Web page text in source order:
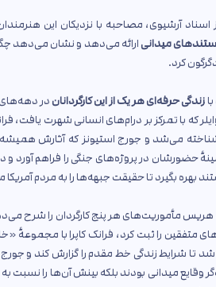
اسناد آرشیوی، مصاحبه با نزدیکان این
میدانی ارائه می‌دهد و نشان می‌دهد
کرد.
زندگی حرفه‌ای هر یک از این کارگردانان در
که با تمرکز بر درام‌های انسانی شهرت یافت،
می‌شد و جورج استیونز که آثارش
حضورشان در پروژه‌های جنگی را فراهم آورد
بهره بگیرد تا حقیقت جبهه‌ها را به مردم آمریکا
هریس مأموریت‌های هر پنج کارگردان را شرح
متفقین را ثبت کرد، فرانک کاپرا با
شد تا شرایط زندگی خط مقدم را گزارش کند و
وقایع میدانی بودند بلکه بینش آن‌ها را نسبت